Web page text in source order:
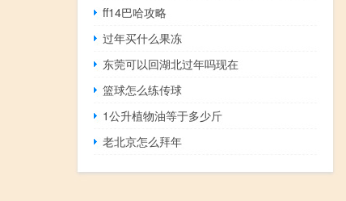
ff14巴哈攻略
过年买什么果冻
东莞可以回湖北过年吗现在
篮球怎么练传球
1公升植物油等于多少斤
老北京怎么拜年